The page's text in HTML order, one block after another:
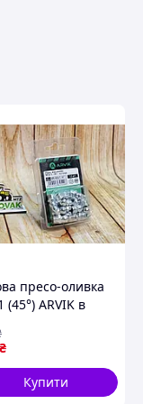
пресо-оливка
ARVIK в
змащення
₴
Купити